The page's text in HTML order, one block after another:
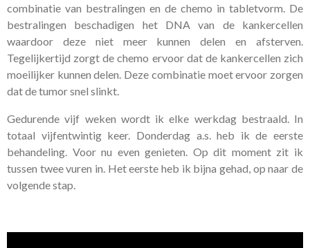
combinatie van bestralingen en de chemo in tabletvorm. De
bestralingen beschadigen het DNA van de kankercellen
waardoor deze niet meer kunnen delen en afsterven.
Tegelijkertijd zorgt de chemo ervoor dat de kankercellen zich
moeilijker kunnen delen. Deze combinatie moet ervoor zorgen
dat de tumor snel slinkt.
Gedurende vijf weken wordt ik elke werkdag bestraald. In
totaal vijfentwintig keer. Donderdag a.s. heb ik de eerste
behandeling. Voor nu even genieten. Op dit moment zit ik
tussen twee vuren in. Het eerste heb ik bijna gehad, op naar de
volgende stap.